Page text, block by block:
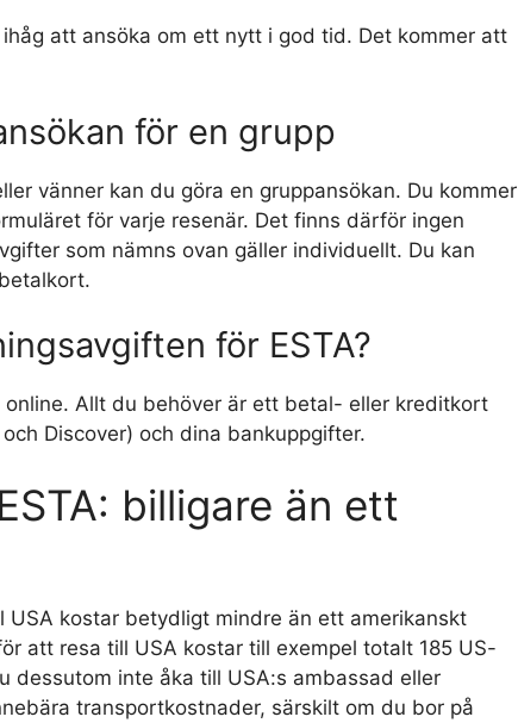
att ansöka om ett nytt i god tid. Det kommer att
för en grupp
vänner kan du göra en gruppansökan. Du kommer
för varje resenär. Det finns därför ingen
som nämns ovan gäller individuellt. Du kan
för ESTA?
Allt du behöver är ett betal- eller kreditkort
Discover) och dina bankuppgifter.
billigare än ett
kostar betydligt mindre än ett amerikanskt
att resa till USA kostar till exempel totalt 185 US-
dessutom inte åka till USA:s ambassad eller
transportkostnader, särskilt om du bor på